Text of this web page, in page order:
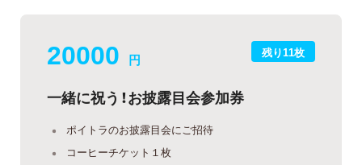
残り11枚
20000 円
一緒に祝う！お披露目会参加券
ポイトラのお披露目会にご招待
コーヒーチケット１枚